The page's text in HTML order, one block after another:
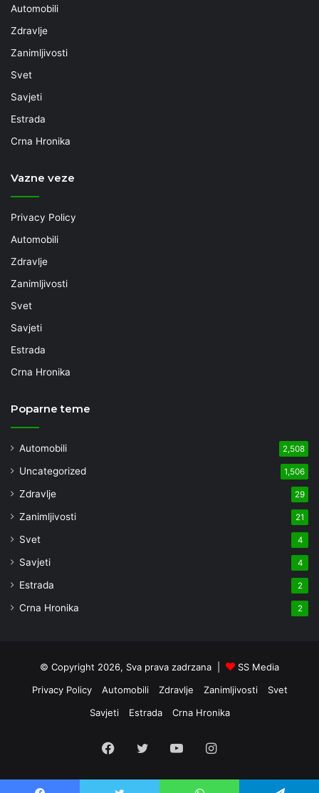
Automobili
Zdravlje
Zanimljivosti
Svet
Savjeti
Estrada
Crna Hronika
Vazne veze
Privacy Policy
Automobili
Zdravlje
Zanimljivosti
Svet
Savjeti
Estrada
Crna Hronika
Poparne teme
Automobili 2,508
Uncategorized 1,506
Zdravlje 29
Zanimljivosti 21
Svet 4
Savjeti 4
Estrada 2
Crna Hronika 2
© Copyright 2026, Sva prava zadrzana |
SS Media
Privacy Policy
Automobili Zdravlje Zanimljivosti
Svet
Savjeti
Estrada Crna Hronika
Facebook
TwitterYouTubeInstagram